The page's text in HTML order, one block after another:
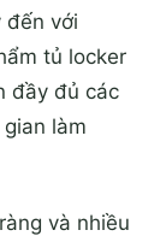
đến với
tủ locker
đầy đủ các
làm
và nhiều